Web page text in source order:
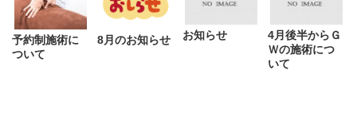
予約制施術に
ついて
8月のお知らせ お知らせ
4月後半からＧ
Ｗの施術につ
いて